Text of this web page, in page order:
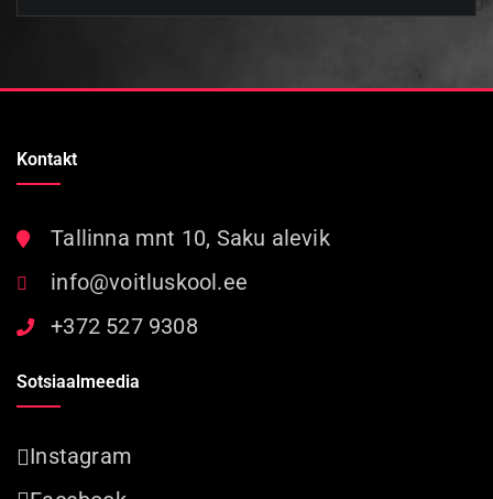
Kontakt
Tallinna mnt 10, Saku alevik
info@voitluskool.ee
+372 527 9308
Sotsiaalmeedia
Instagram